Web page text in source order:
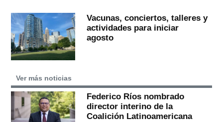
Vacunas, conciertos, talleres y
actividades para iniciar
agosto
Ver más noticias
Federico Ríos nombrado
director interino de la
Coalición Latinoamericana